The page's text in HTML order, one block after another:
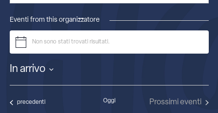
Eventi from this organizzatore
Non sono stati trovati risultati.
In arrivo
Eventi
precedenti Oggi Prossimi eventi